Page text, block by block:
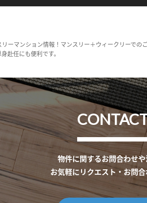
ーマンション情報！マンスリー＋ウィークリーで
赴任にも便利です。
物件に関するお問合わせや
お気軽にリクエスト・お問合